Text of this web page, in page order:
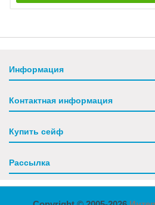
Информация
Контактная информация
Купить сейф
Рассылка